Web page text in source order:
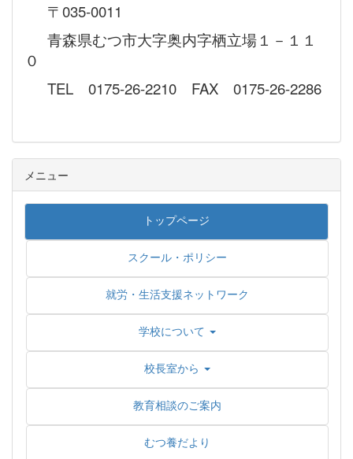
〒035-0011
青森県むつ市大字奥内字栖立場１－１１
０
TEL 0175-26-2210 FAX 0175-26-2286
メニュー
トップページ
スクール・ポリシー
就労・生活支援ネットワーク
学校について
校長室から
教育相談のご案内
むつ養だより